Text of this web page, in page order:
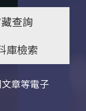
查詢
庫檢索
章等電子